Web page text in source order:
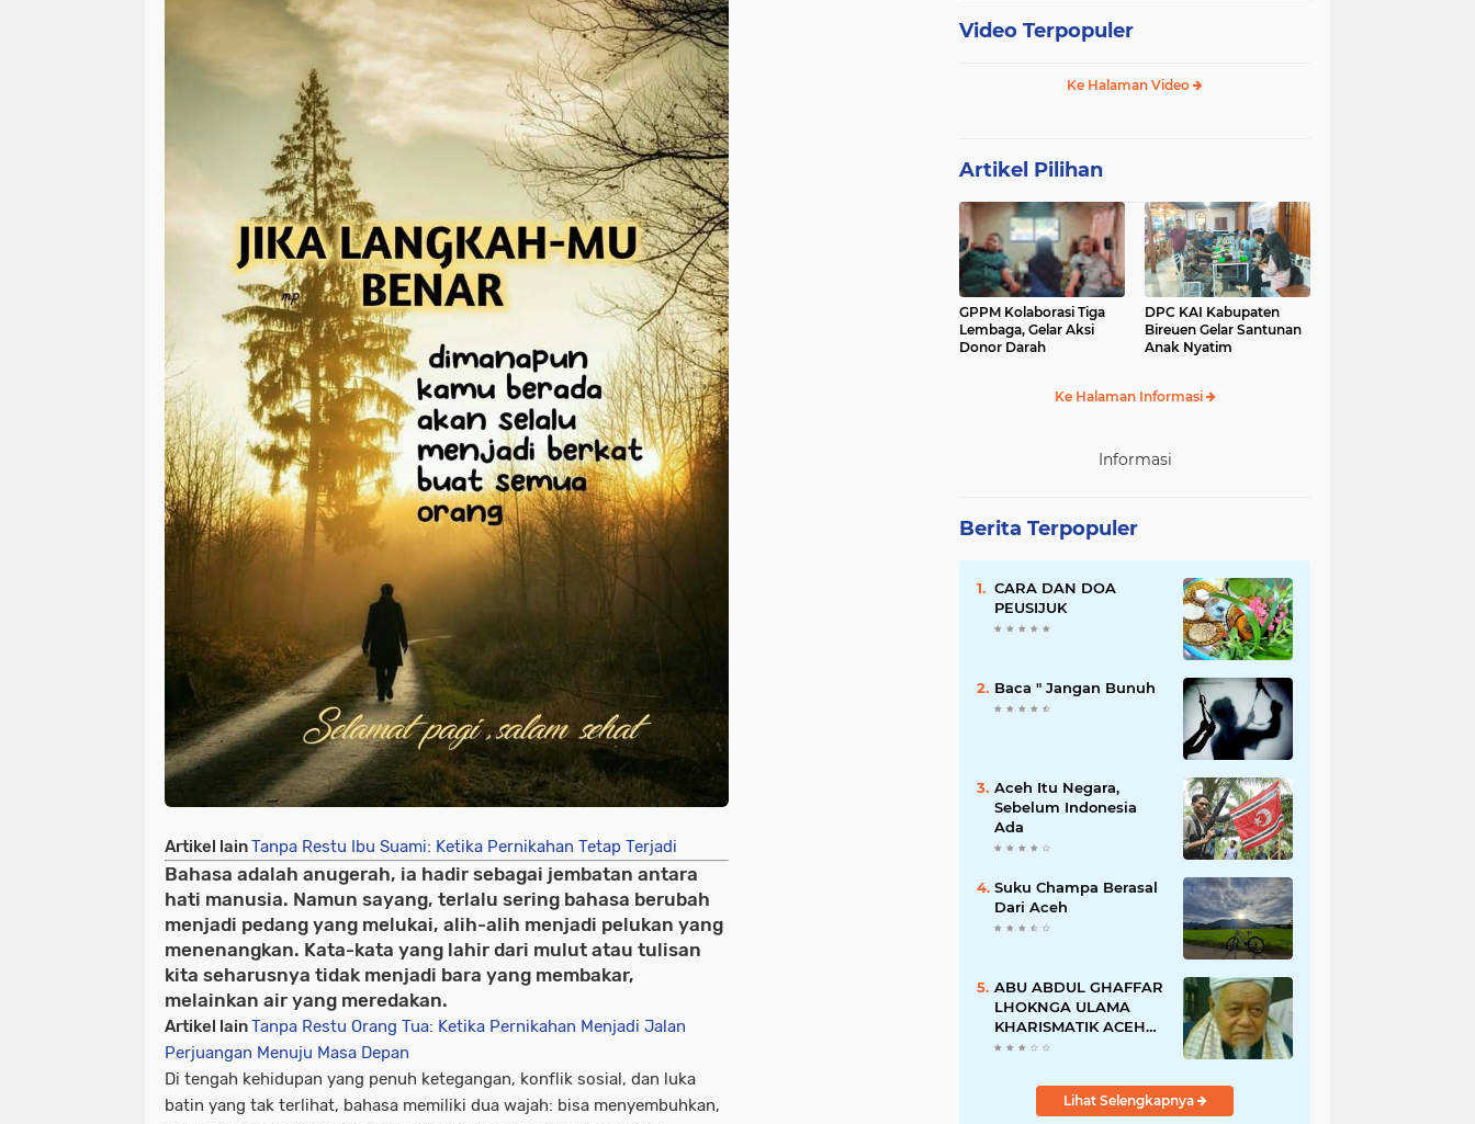
Artikel lainTanpa Restu Ibu Suami: Ketika Pernikahan Tetap Terjadi
Bahasa adalah anugerah, ia hadir sebagai jembatan antara
hati manusia. Namun sayang, terlalu sering bahasa berubah
menjadi pedang yang melukai, alih-alih menjadi pelukan yang
menenangkan. Kata-kata yang lahir dari mulut atau tulisan
kita seharusnya tidak menjadi bara yang membakar,
melainkan air yang meredakan.
Artikel lainTanpa Restu Orang Tua: Ketika Pernikahan Menjadi Jalan
Perjuangan Menuju Masa Depan
Di tengah kehidupan yang penuh ketegangan, konflik sosial, dan luka
batin yang tak terlihat, bahasa memiliki dua wajah: bisa menyembuhkan,
Video Terpopuler
Ke Halaman Video
Artikel Pilihan
GPPM Kolaborasi Tiga
Lembaga, Gelar Aksi
Donor Darah
DPC KAI Kabupaten
Bireuen Gelar Santunan
Anak Nyatim
Ke Halaman Informasi
Informasi
Berita Terpopuler
CARA DAN DOA
PEUSIJUK
Baca " Jangan Bunuh
Aceh Itu Negara,
Sebelum Indonesia
Ada
Suku Champa Berasal
Dari Aceh
ABU ABDUL GHAFFAR
LHOKNGA ULAMA
KHARISMATIK ACEH
DAN JUGA ULAMA
Lihat Selengkapnya